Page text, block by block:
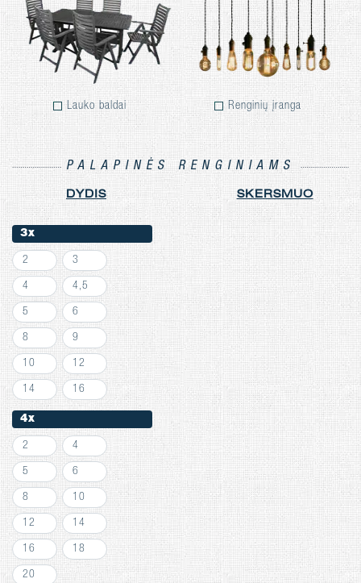
Lauko baldai Renginių įranga
PALAPINĖS RENGINIAMS
DYDIS
3x
2 3
4 4,5
5 6
8 9
10 12
14 16
4x
2 4
5 6
8 10
12 14
16 18
20
SKERSMUO